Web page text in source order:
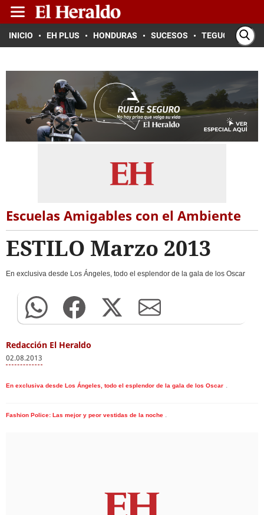
INICIO EH PLUS HONDURAS SUCESOS TEGUCIGALPA
Escuelas Amigables con el Ambiente
ESTILO Marzo 2013
En exclusiva desde Los Ángeles, todo el esplendor de la gala de los Oscar
Redacción El Heraldo
02.08.2013
En exclusiva desde Los Ángeles, todo el esplendor de la gala de los Oscar .
Fashion Police: Las mejor y peor vestidas de la noche .